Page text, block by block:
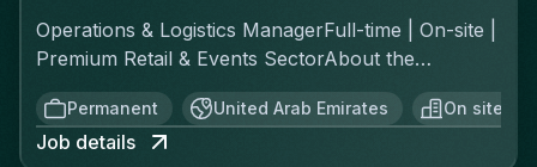
Operations & Logistics ManagerFull-time | On-site |
Premium Retail & Events SectorAbout the
RoleYou'll own the complete logistics chain for a
fast-moving, asset-light operation across two
distinct channels: ecommerce fulfillment and
Permanent United Arab Emirates On site
Job details